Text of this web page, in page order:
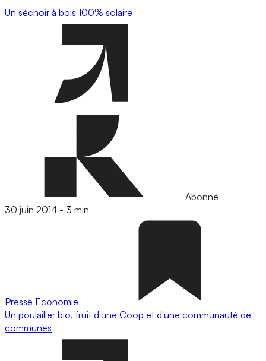
Un séchoir à bois 100% solaire
Abonné
30 juin 2014 - 3 min
Presse Economie
Un poulailler bio, fruit d'une Coop et d'une communauté de
communes